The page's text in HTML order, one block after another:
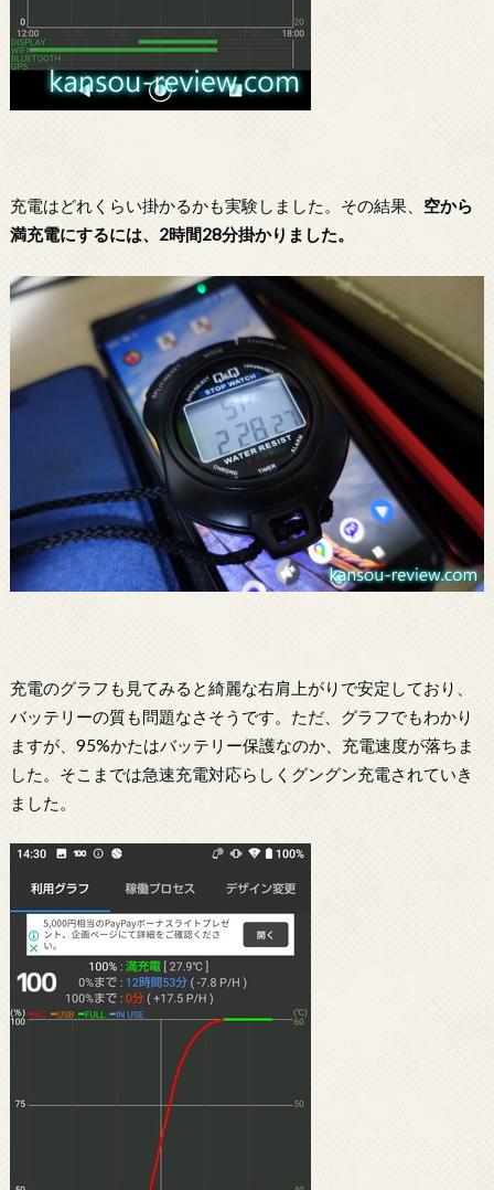
充電はどれくらい掛かるかも実験しました。その結果、 空から
満充電にするには、2時間28分掛かりました。
充電のグラフも見てみると綺麗な右肩上がりで安定しており、
バッテリーの質も問題なさそうです。ただ、グラフでもわかり
ますが、95%かたはバッテリー保護なのか、充電速度が落ちま
した。そこまでは急速充電対応らしくグングン充電されていき
ました。